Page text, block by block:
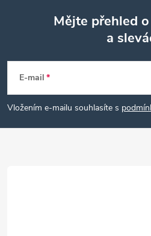
p
a
Mějte přehled
a
E-mail
Vložením e-mailu souhlasíte s